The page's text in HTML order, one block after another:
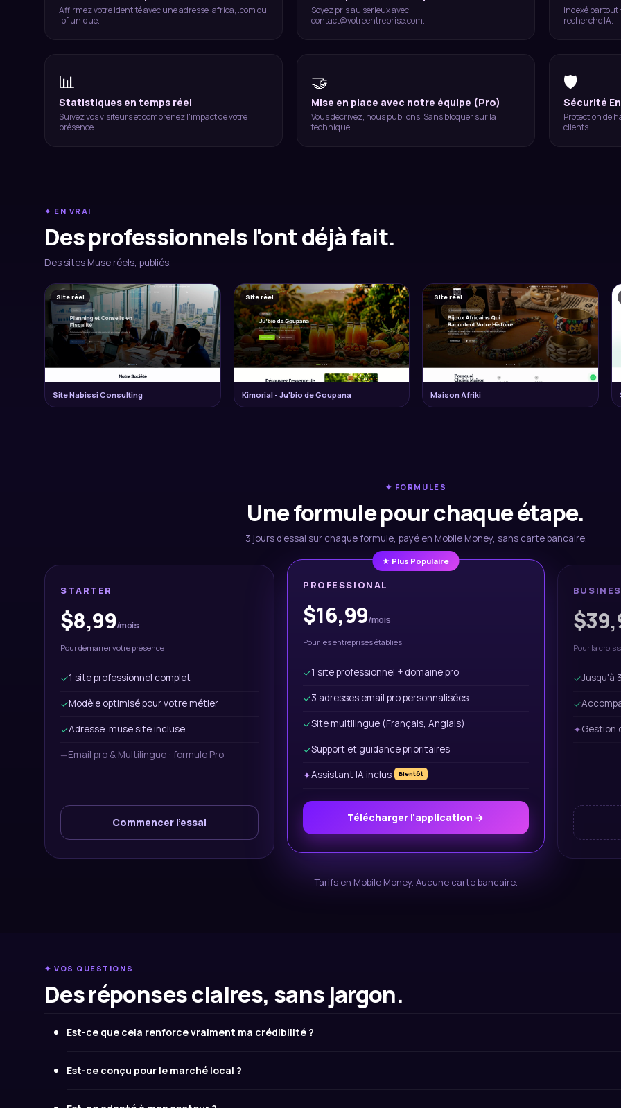
Affirmez votre identité avec une adresse .africa, .com ou
.bf unique.
Soyez pris au sérieux avec
contact@votreentreprise.com.
Indexé partout
recherche IA.
📊
Statistiques en temps réel
Suivez vos visiteurs et comprenez l'impact de votre
présence.
🤝
Mise en place avec notre équipe (Pro)
Vous décrivez, nous publions. Sans bloquer sur la
technique.
🛡️
Sécurité
Protection de
clients.
✦ EN VRAI
Des professionnels l'ont déjà fait.
Des sites Muse réels, publiés.
Site réel
Site Nabissi Consulting
Site réel
Kimorial - Ju'bio de Goupana
Site réel
Maison Afriki
✦ FORMULES
Une formule pour chaque étape.
3 jours d'essai sur chaque formule, payé en Mobile Money, sans carte bancaire.
STARTER
$8,99/mois
Pour démarrer votre présence
✓1 site professionnel complet
✓Modèle optimisé pour votre métier
✓Adresse .muse.site incluse
—Email pro & Multilingue : formule Pro
Commencer l'essai
★ Plus Populaire
PROFESSIONAL
$16,99/mois
Pour les entreprises établies
✓1 site professionnel + domaine pro
✓3 adresses email pro personnalisées
✓Site multilingue (Français, Anglais)
✓Support et guidance prioritaires
✦Assistant IA inclus Bientôt
Télécharger l'application →
Pour la
✓Jusqu'à
✓
✦Gestion
Tarifs en Mobile Money. Aucune carte bancaire.
✦ VOS QUESTIONS
Des réponses claires, sans jargon.
Est-ce que cela renforce vraiment ma crédibilité ?
Est-ce conçu pour le marché local ?